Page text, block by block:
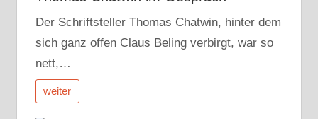
Der Schriftsteller Thomas Chatwin, hinter dem
sich ganz offen Claus Beling verbirgt, war so
nett,…
weiter